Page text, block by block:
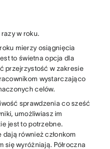
w roku.
mierzy osiągnięcia
to świetna opcja dla
przejrzystość w zakresie
wystarczająco
celów.
sprawdzenia co sześć
umożliwiasz im
jest to potrzebne.
również członkom
się wyróżniają. Półroczna